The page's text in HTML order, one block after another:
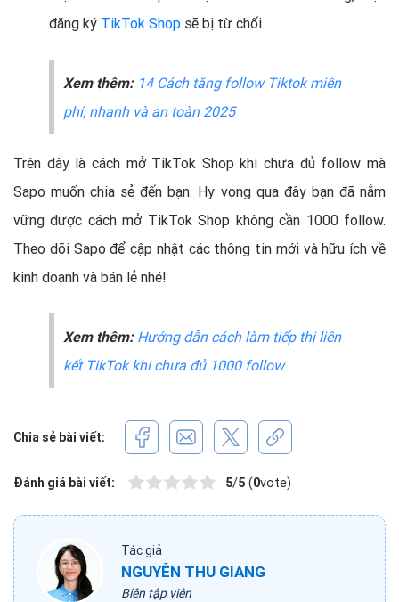
đăng ký TikTok Shop sẽ bị từ chối.
Xem thêm: 14 Cách tăng follow Tiktok miễn
phí, nhanh và an toàn 2025
Trên đây là cách mở TikTok Shop khi chưa đủ follow mà
Sapo muốn chia sẻ đến bạn. Hy vọng qua đây bạn đã nắm
vững được cách mở TikTok Shop không cần 1000 follow.
Theo dõi Sapo để cập nhật các thông tin mới và hữu ích về
kinh doanh và bán lẻ nhé!
Xem thêm: Hướng dẫn cách làm tiếp thị liên
kết TikTok khi chưa đủ 1000 follow
Chia sẻ bài viết:
Đánh giá bài viết: 5/5 (0vote)
Tác giả
NGUYỄN THU GIANG
Biên tập viên